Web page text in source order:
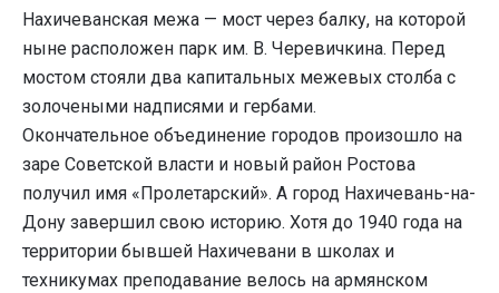
Нахичеванская межа — мост через балку, на которой
ныне расположен парк им. В. Черевичкина. Перед
мостом стояли два капитальных межевых столба с
золочеными надписями и гербами.
Окончательное объединение городов произошло на
заре Советской власти и новый район Ростова
получил имя «Пролетарский». А город Нахичевань-на-
Дону завершил свою историю. Хотя до 1940 года на
территории бывшей Нахичевани в школах и
техникумах преподавание велось на армянском